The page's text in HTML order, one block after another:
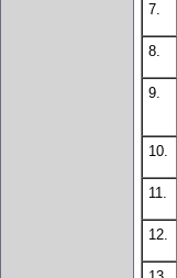
7.
8.
9.
10.
11.
12.